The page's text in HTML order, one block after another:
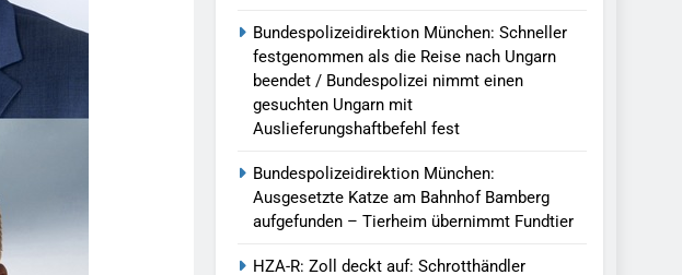
In Aubing / Bundespolizei Ermittelt Wegen
Bundespolizeidirektion München: Schneller
festgenommen als die Reise nach Ungarn
beendet / Bundespolizei nimmt einen
gesuchten Ungarn mit
Auslieferungshaftbefehl fest
Bundespolizeidirektion München:
Ausgesetzte Katze am Bahnhof Bamberg
aufgefunden – Tierheim übernimmt Fundtier
HZA-R: Zoll deckt auf: Schrotthändler